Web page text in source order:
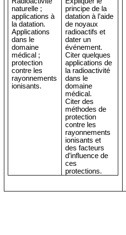
naturelle ;
applications à
la datation.
Applications
dans le
domaine
médical ;
protection
contre les
rayonnements
ionisants.
principe de la
datation à l’aide
de noyaux
radioactifs et
dater un
événement.
Citer quelques
applications de
la radioactivité
dans le
domaine
médical.
Citer des
méthodes de
protection
contre les
rayonnements
ionisants et
des facteurs
d’influence de
ces
protections.